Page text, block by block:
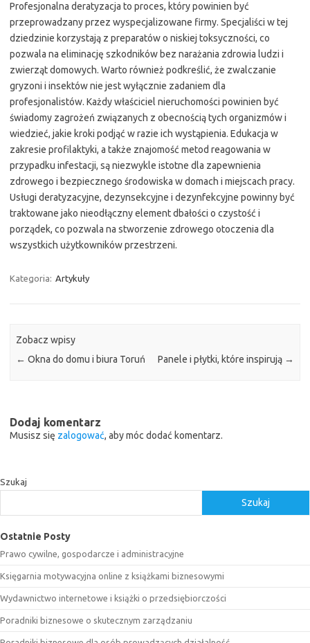
Profesjonalna deratyzacja to proces, który powinien być
przeprowadzany przez wyspecjalizowane firmy. Specjaliści w tej
dziedzinie korzystają z preparatów o niskiej toksyczności, co
pozwala na eliminację szkodników bez narażania zdrowia ludzi i
zwierząt domowych. Warto również podkreślić, że zwalczanie
gryzoni i insektów nie jest wyłącznie zadaniem dla
profesjonalistów. Każdy właściciel nieruchomości powinien być
świadomy zagrożeń związanych z obecnością tych organizmów i
wiedzieć, jakie kroki podjąć w razie ich wystąpienia. Edukacja w
zakresie profilaktyki, a także znajomość metod reagowania w
przypadku infestacji, są niezwykle istotne dla zapewnienia
zdrowego i bezpiecznego środowiska w domach i miejscach pracy.
Usługi deratyzacyjne, dezynsekcyjne i dezynfekcyjne powinny być
traktowane jako nieodłączny element dbałości o czystość i
porządek, co pozwala na stworzenie zdrowego otoczenia dla
wszystkich użytkowników przestrzeni.
Kategoria: Artykuły
Zobacz wpisy
← Okna do domu i biura Toruń Panele i płytki, które inspirują →
Dodaj komentarz
Musisz się zalogować, aby móc dodać komentarz.
Szukaj
Szukaj
Ostatnie Posty
Prawo cywilne, gospodarcze i administracyjne
Księgarnia motywacyjna online z książkami biznesowymi
Wydawnictwo internetowe i książki o przedsiębiorczości
Poradniki biznesowe o skutecznym zarządzaniu